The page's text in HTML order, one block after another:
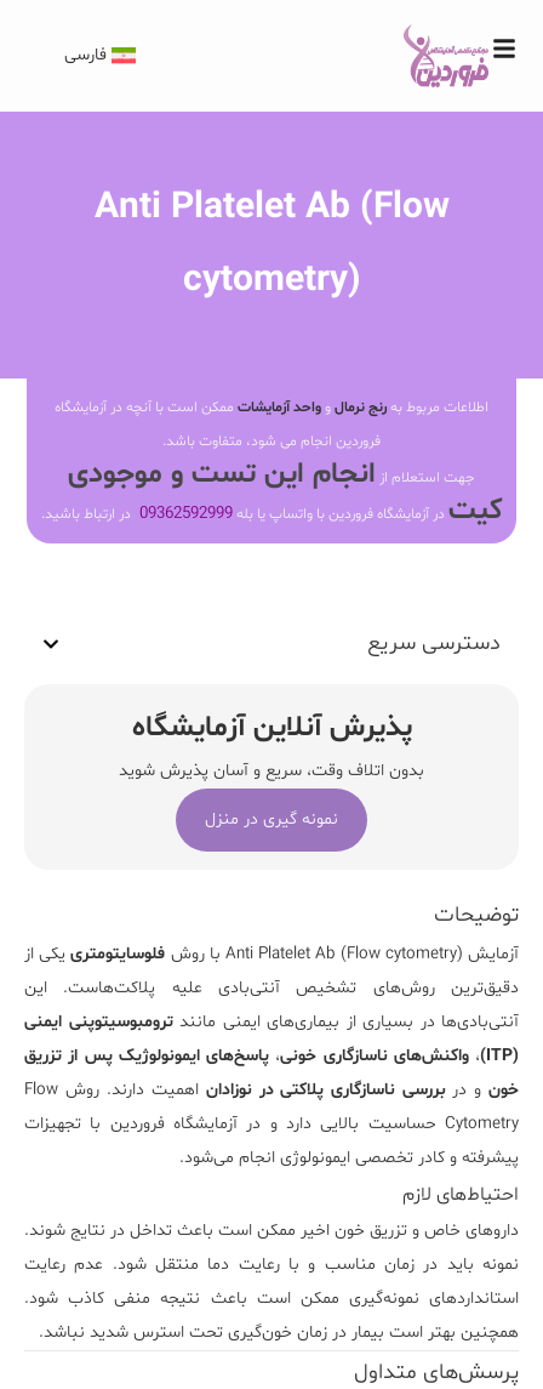
فارسی
Anti Platelet Ab (Flow
cytometry)
اطلاعات مربوط بهرنج نرمالو واحد آزمایشات ممکن است با آنچه در آزمایشگاه
فروردین انجام می شود، متفاوت باشد.
جهت استعلام از انجام این تست و موجودی
کیت در آزمایشگاه فروردین با واتساپ یا بله09362592999 در ارتباط باشید.
توضیحات
آزمایشAnti Platelet Ab (Flow cytometry) با روش فلوسایتومترییکی از
دقیق‌ترین روش‌های تشخیص آنتی‌بادی علیه پلاکت‌هاست. این
آنتی‌بادی‌ها در بسیاری از بیماری‌های ایمنی مانندترومبوسیتوپنی ایمنی
(ITP)
،واکنش‌های ناسازگاری خونی، پاسخ‌های ایمونولوژیک پس از تزریق
خونو دربررسی ناسازگاری پلاکتی در نوزادان
اهمیت دارند. روش Flow
Cytometry حساسیت بالایی دارد و در
آزمایشگاه فروردین با تجهیزات
پیشرفته و کادر تخصصی ایمونولوژی انجام می‌شود.
احتیاط‌های لازم
داروهای خاص و تزریق خون اخیر ممکن است باعث تداخل در نتایج شوند.
نمونه باید در زمان مناسب و با رعایت دما منتقل شود. عدم رعایت
استانداردهای نمونه‌گیری ممکن است باعث نتیجه منفی کاذب شود.
همچنین بهتر است بیمار در زمان خون‌گیری تحت استرس شدید نباشد.
پرسش‌های متداول
دسترسی سریع
پذیرش آنلاین آزمایشگاه
بدون اتلاف وقت، سریع و آسان پذیرش شوید
نمونه گیری در منزل